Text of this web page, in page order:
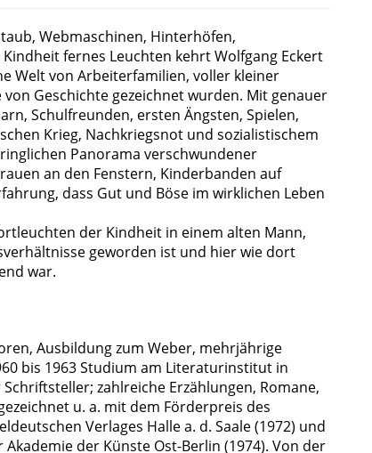
Webmaschinen, Hinterhöfen,
fernes Leuchten kehrt Wolfgang Eckert
Welt von Arbeiterfamilien, voller kleiner
Geschichte gezeichnet wurden. Mit genauer
Schulfreunden, ersten Ängsten, Spielen,
Krieg, Nachkriegsnot und sozialistischem
Panorama verschwundener
an den Fenstern, Kinderbanden auf
dass Gut und Böse im wirklichen Leben
der Kindheit in einem alten Mann,
geworden ist und hier wie dort
war.
Ausbildung zum Weber, mehrjährige
bis 1963 Studium am Literaturinstitut in
zahlreiche Erzählungen, Romane,
u. a. mit dem Förderpreis des
Verlages Halle a. d. Saale (1972) und
der Künste Ost-Berlin (1974). Von der